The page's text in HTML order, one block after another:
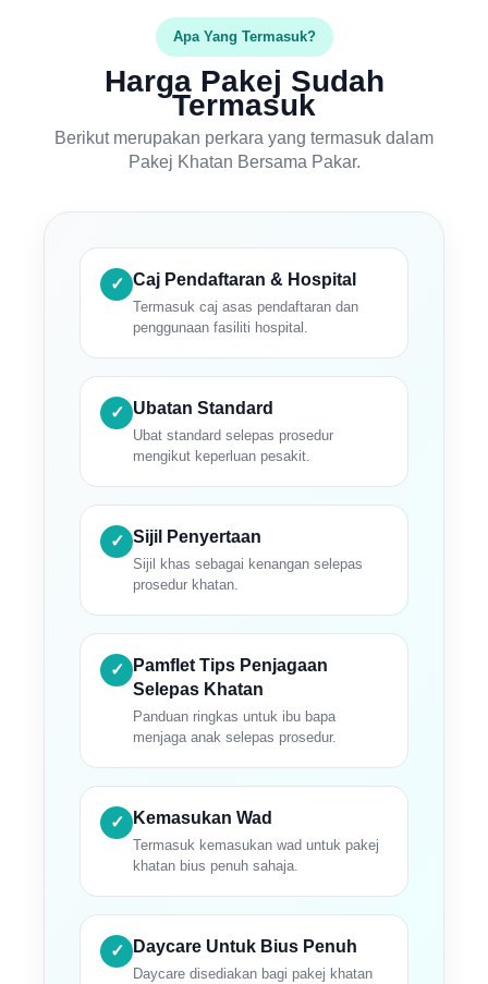
Apa Yang Termasuk?
Harga Pakej Sudah
Termasuk
Berikut merupakan perkara yang termasuk dalam
Pakej Khatan Bersama Pakar.
✓ Caj Pendaftaran & Hospital
Termasuk caj asas pendaftaran dan
penggunaan fasiliti hospital.
✓ Ubatan Standard
Ubat standard selepas prosedur
mengikut keperluan pesakit.
✓ Sijil Penyertaan
Sijil khas sebagai kenangan selepas
prosedur khatan.
✓
Pamflet Tips Penjagaan
Selepas Khatan
Panduan ringkas untuk ibu bapa
menjaga anak selepas prosedur.
✓ Kemasukan Wad
Termasuk kemasukan wad untuk pakej
khatan bius penuh sahaja.
✓ Daycare Untuk Bius Penuh
Daycare disediakan bagi pakej khatan